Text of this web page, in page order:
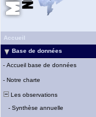
Accueil
Base de données
- Accueil base de données
- Notre charte
Les observations
- Synthèse annuelle